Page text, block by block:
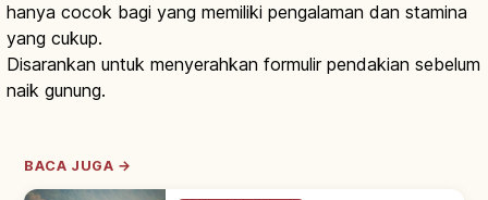
hanya cocok bagi yang memiliki pengalaman dan stamina
yang cukup.
Disarankan untuk menyerahkan formulir pendakian sebelum
naik gunung.
BACA JUGA →